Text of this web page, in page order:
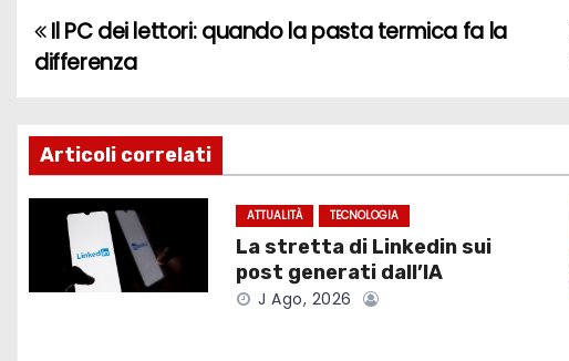
N
v
i
Il PC dei lettori: quando la pasta termica fa la
differenza
Articoli correlati
ATTUALITÀ TECNOLOGIA
La stretta di Linkedin sui
post generati dall’IA
J Ago, 2026